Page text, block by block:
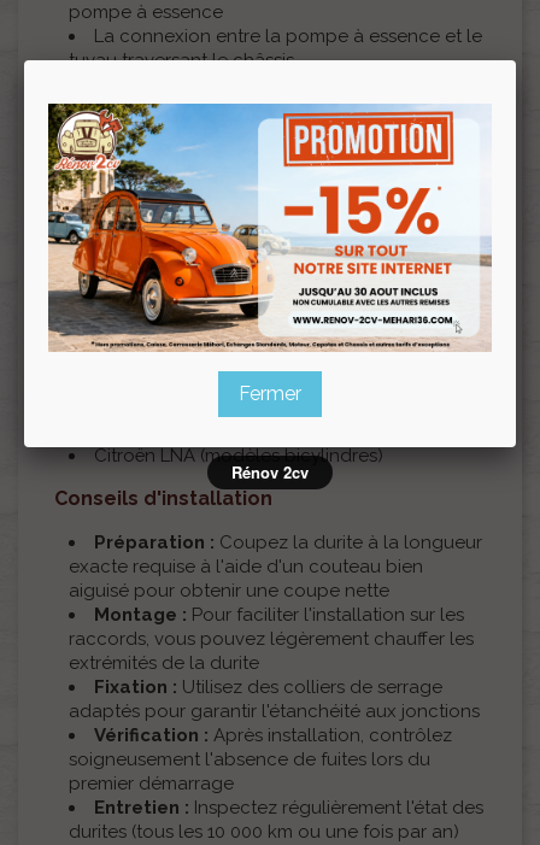
pompe à essence
La connexion entre la pompe à essence et le
tuyau traversant le châssis
d'alimentation en carburant
Le remplacement des sections
endommagées ou vieillissantes
La rénovation complète du circuit d'essence
Compatibilité véhicules
Cette durite est compatible avec les modèles
suivants :
Citroën 2CV (tous modèles)
Citroën Méhari
Citroën Acadiane
Citroën LNA (modèles bicylindres)
Conseils d'installation
Préparation : Coupez la durite à la longueur
exacte requise à l'aide d'un couteau bien
aiguisé pour obtenir une coupe nette
Montage : Pour faciliter l'installation sur les
raccords, vous pouvez légèrement chauffer les
extrémités de la durite
Fixation : Utilisez des colliers de serrage
adaptés pour garantir l'étanchéité aux jonctions
Vérification : Après installation, contrôlez
soigneusement l'absence de fuites lors du
premier démarrage
Entretien : Inspectez régulièrement l'état des
durites (tous les 10 000 km ou une fois par an)
Fermer
Rénov 2cv